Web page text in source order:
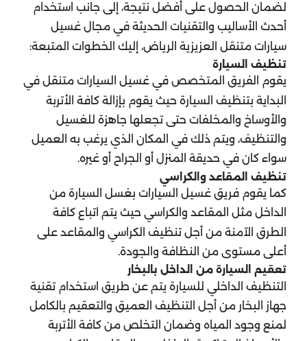
لضمان الحصول على أفضل نتيجة، إلى جانب استخدام
أحدث الأساليب والتقنيات الحديثة في مجال غسيل
سيارات متنقل العزيزية الرياض، إليك الخطوات المتبعة:
تنظيف السيارة
يقوم الفريق المتخصص في غسيل السيارات متنقل في
البداية بتنظيف السيارة حيث يقوم بإزالة كافة الأتربة
والأوساخ والمخلفات حتى تجعلها جاهزة للغسيل
والتنظيف، ويتم ذلك في المكان الذي يرغب به العميل
سواء كان في حديقة المنزل أو الجراح أو غيره.
تنظيف المقاعد والكراسي
كما يقوم فريق غسيل السيارات بغسل السيارة من
الداخل مثل المقاعد والكراسي حيث يتم اتباع كافة
الطرق الآمنة من أجل تنظيف الكراسي والمقاعد على
أعلى مستوى من النظافة والجودة.
تعقيم السيارة من الداخل بالبخار
التنظيف الداخلي للسيارة يتم عن طريق استخدام تقنية
جهاز البخار من أجل التنظيف العميق والتعقيم بالكامل
لمنع وجود المياه وضمان التخلص من كافة الأتربة